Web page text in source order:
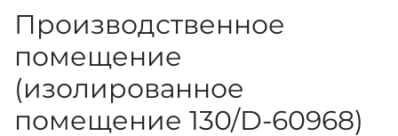
Производственное
помещение
(изолированное
помещение 130/D-60968)